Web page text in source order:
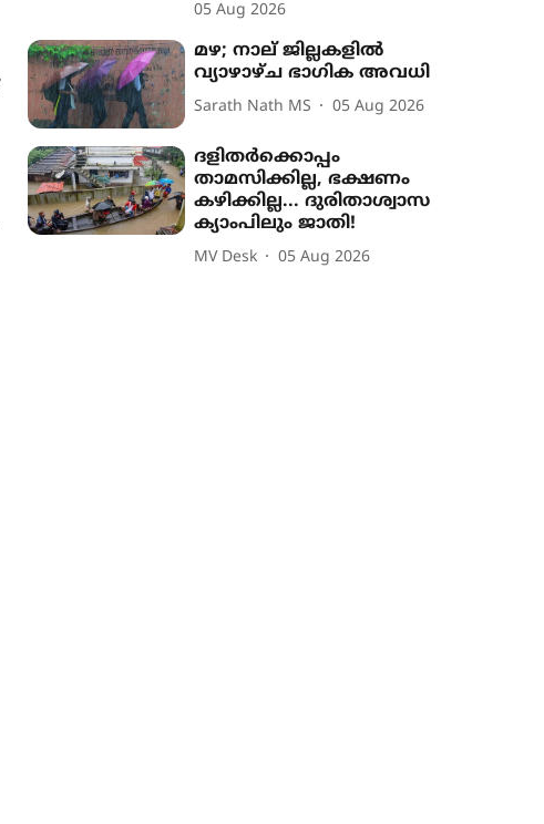
05 Aug 2026
മഴ; നാല് ജില്ലകളിൽ
വ്യാഴാഴ്ച ഭാഗിക അവധി
Sarath Nath MS 05 Aug 2026
ദളിതർക്കൊപ്പം
താമസിക്കില്ല, ഭക്ഷണം
കഴിക്കില്ല... ദുരിതാശ്വാസ
ക്യാംപിലും ജാതി!
MV Desk 05 Aug 2026